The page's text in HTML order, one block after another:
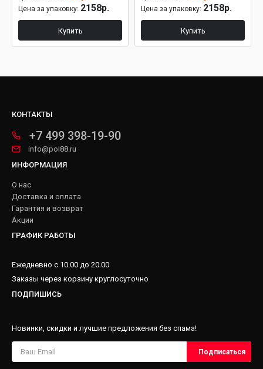
Цена за упаковку: 2158р.
Купить
Цена за упаковку: 2158р.
Купить
КОНТАКТЫ
+7 499 398-19-90
info@pol88.ru
ИНФОРМАЦИЯ
О нас
Доставка и оплата
Гарантия и возврат
Акции
ГРАФИК РАБОТЫ
Ежедневно с 10.00 до 20.00
Заказы через корзину круглосуточно
ПОДПИШИСЬ
Новинки, скидки и лучшие предложения без спама!